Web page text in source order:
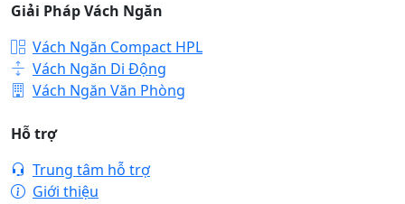
Giải Pháp Vách Ngăn
Vách Ngăn Compact HPL
Vách Ngăn Di Động
Vách Ngăn Văn Phòng
Hỗ trợ
Trung tâm hỗ trợ
Giới thiệu